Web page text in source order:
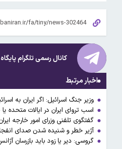
کانال رسمی تلگرام
اخبار مرتبط
وزیر جنگ اسرائیل: اگر ایران به
اسب تروای ایران در ایالات متحده
گفتگوی تلفنی وزرای امور خارجه
آژیر خطر و شنیده شدن صدای
گروسی: دیر یا زود باید بازرسان